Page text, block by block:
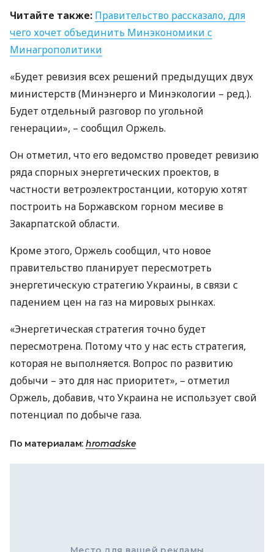
Читайте также: Правительство рассказало, для
чего хочет объединить Минэкономики с
Минагрополитики
«Будет ревизия всех решений предыдущих двух
министерств (Минэнерго и Минэкологии – ред.).
Будет отдельный разговор по угольной
генерации», – сообщил Оржель.
Он отметил, что его ведомство проведет ревизию
ряда спорных энергетических проектов, в
частности ветроэлектростанции, которую хотят
построить на Боржавском горном месиве в
Закарпатской области.
Кроме этого, Оржель сообщил, что новое
правительство планирует пересмотреть
энергетическую стратегию Украины, в связи с
падением цен на газ на мировых рынках.
«Энергетическая стратегия точно будет
пересмотрена. Потому что у нас есть стратегия,
которая не выполняется. Вопрос по развитию
добычи – это для нас приоритет», – отметил
Оржель, добавив, что Украина не использует свой
потенциал по добыче газа.
По материалам: hromadske